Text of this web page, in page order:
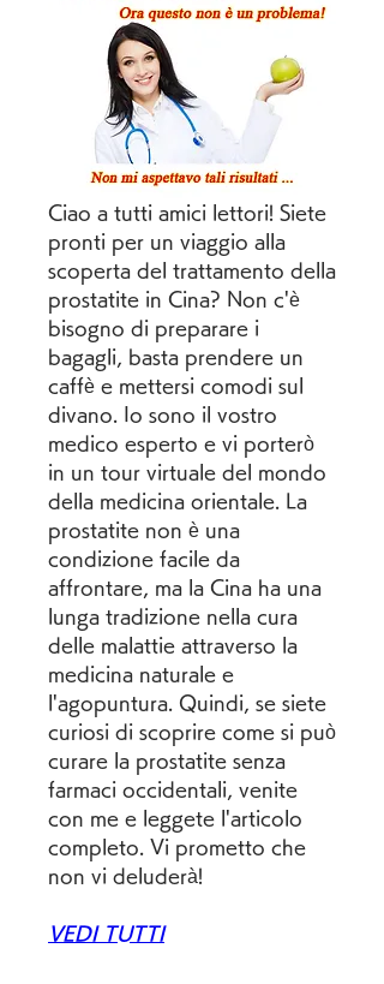
Ciao a tutti amici lettori! Siete
pronti per un viaggio alla
scoperta del trattamento della
prostatite in Cina? Non c'è
bisogno di preparare i
bagagli, basta prendere un
caffè e mettersi comodi sul
divano. Io sono il vostro
medico esperto e vi porterò
in un tour virtuale del mondo
della medicina orientale. La
prostatite non è una
condizione facile da
affrontare, ma la Cina ha una
lunga tradizione nella cura
delle malattie attraverso la
medicina naturale e
l'agopuntura. Quindi, se siete
curiosi di scoprire come si può
curare la prostatite senza
farmaci occidentali, venite
con me e leggete l'articolo
completo. Vi prometto che
non vi deluderà!
VEDI TUTTI